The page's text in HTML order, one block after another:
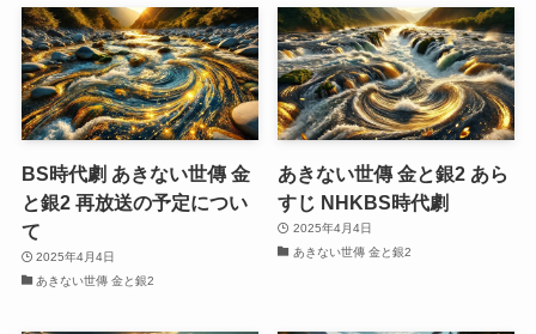
BS時代劇 あきない世傳 金
と銀2 再放送の予定につい
て
2025年4月4日
あきない世傳 金と銀2
あきない世傳 金と銀2 あら
すじ NHKBS時代劇
2025年4月4日
あきない世傳 金と銀2